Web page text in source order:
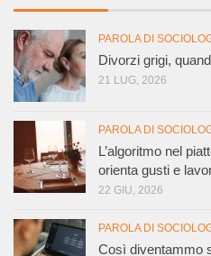
PAROLA DI
Divorzi grigi,
21 LUG, 2026
PAROLA DI
L’algoritmo nel
orienta gusti e
22 GIU, 2026
PAROLA DI
Così diventammo